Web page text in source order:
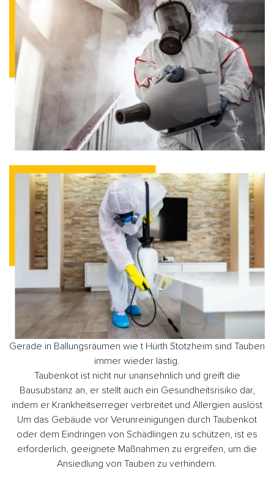
Gerade in Ballungsräumen wie t Hürth Stotzheim sind Tauben
immer wieder lästig.
Taubenkot ist nicht nur unansehnlich und greift die
Bausubstanz an, er stellt auch ein Gesundheitsrisiko dar,
indem er Krankheitserreger verbreitet und Allergien auslöst
Um das Gebäude vor Verunreinigungen durch Taubenkot
oder dem Eindringen von Schädlingen zu schützen, ist es
erforderlich, geeignete Maßnahmen zu ergreifen, um die
Ansiedlung von Tauben zu verhindern.